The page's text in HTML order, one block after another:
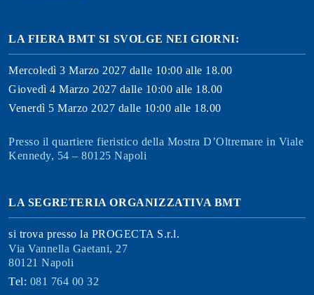
LA FIERA BMT SI SVOLGE NEI GIORNI:
Mercoledì 3 Marzo 2027 dalle 10:00 alle 18.00
Giovedì 4 Marzo 2027 dalle 10:00 alle 18.00
Venerdì 5 Marzo 2027 dalle 10:00 alle 18.00
Presso il quartiere fieristico della Mostra D’Oltremare in Viale
Kennedy, 54 – 80125 Napoli
LA SEGRETERIA ORGANIZZATIVA BMT
si trova presso la PROGECTA S.r.l.
Via Vannella Gaetani, 27
80121 Napoli
Tel: 081 764 00 32